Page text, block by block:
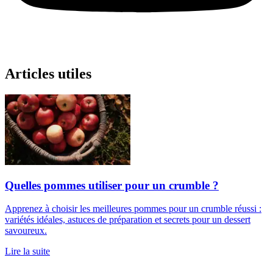
Articles utiles
Quelles pommes utiliser pour un crumble ?
Apprenez à choisir les meilleures pommes pour un crumble réussi :
variétés idéales, astuces de préparation et secrets pour un dessert
savoureux.
Lire la suite